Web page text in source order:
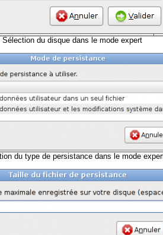
Sélection du disque dans le mode expert
du type de persistance dans le mode